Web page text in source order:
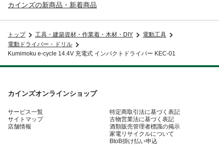
カインズの新商品・新着商品
トップ 工具・建築資材・作業着・木材・DIY
電動工具
電動ドライバー・ドリル
Kumimoku e-cycle 14.4V 充電式 インパクトドライバー KEC-01
カインズオンラインショップ
サービス一覧
サイトマップ
店舗情報
特定商取引法に基づく表記
古物営業法に基づく表記
酒類販売管理者標識の掲示
家電リサイクルについて
BtoB掛け払い申込